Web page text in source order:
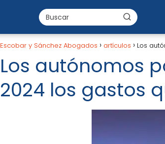
Escobar y Sánchez Abogados artículos Los
Los autónomos
2024 los gastos